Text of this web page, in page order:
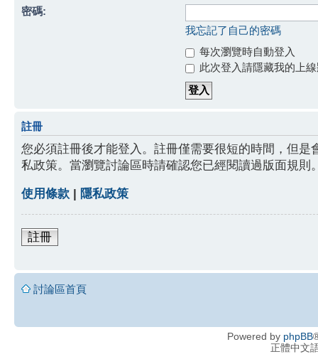
密碼:
我忘記了自己的密碼
每次瀏覽時自動登入
此次登入請隱藏我的上
註冊
您必須註冊後才能登入。註冊僅需要很短的時間，但
私政策。當瀏覽討論區時請確認您已經閱讀過版面規則
使用條款 | 隱私政策
註冊
討論區首頁
Powered by phpBB
正體中文